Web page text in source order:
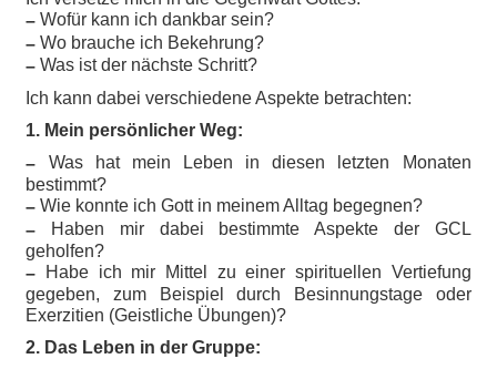
– Wofür kann ich dankbar sein?
– Wo brauche ich Bekehrung?
– Was ist der nächste Schritt?
Ich kann dabei verschiedene Aspekte betrachten:
1. Mein persönlicher Weg:
– Was hat mein Leben in diesen letzten Monaten
bestimmt?
– Wie konnte ich Gott in meinem Alltag begegnen?
– Haben mir dabei bestimmte Aspekte der GCL
geholfen?
– Habe ich mir Mittel zu einer spirituellen Vertiefung
gegeben, zum Beispiel durch Besinnungstage oder
Exerzitien (Geistliche Übungen)?
2. Das Leben in der Gruppe: